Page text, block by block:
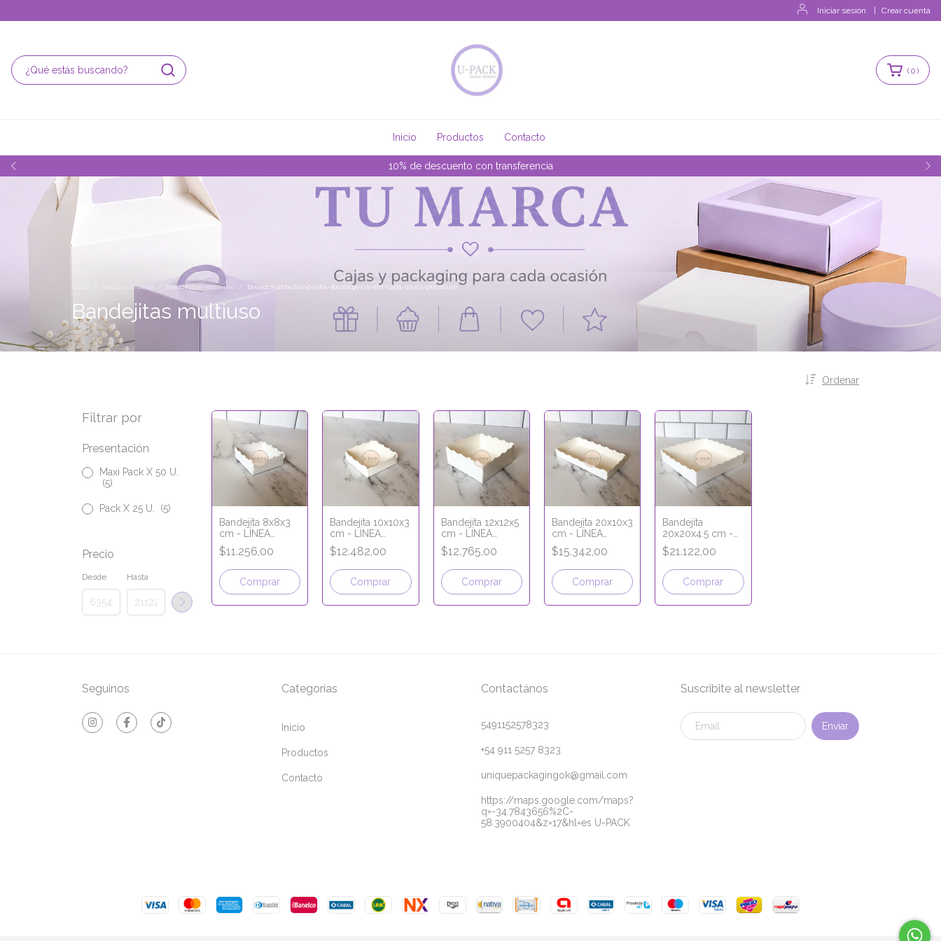
Iniciar sesión Crear cuenta
10% de descuento con transferencia
(0)
Inicio Productos Contacto
Según utilidad Bandejitas multiuso / breadcrumbs.bandejita-20x20x45-cm-sin-tapa-linea-premium
Bandejitas multiuso
Ordenar
Filtrar por
Presentación
Maxi Pack X 50 U.
(5)
Pack X 25 U. (5)
Precio
Desde Hasta
Bandejita 8x8x3
cm - LÍNEA
PREMIUM
$11.256,00
Comprar
Bandejita 10x10x3
cm - LÍNEA
PREMIUM
$12.482,00
Comprar
Bandejita 12x12x5
cm - LÍNEA
PREMIUM
$12.765,00
Comprar
Bandejita 20x10x3
cm - LÍNEA
PREMIUM
$15.342,00
Comprar
Bandejita
20x20x4.5 cm -
LÍNEA PREMIUM
$21.122,00
Comprar
Seguinos Categorías
Inicio
Productos
Contacto
Contactános
5491152578323
+54 911 5257 8323
uniquepackagingok@gmail.com
https://maps.google.com/maps?
q=-34.7843656%2C-
58.3900404&z=17&hl=es U-PACK
Suscribite al newsletter